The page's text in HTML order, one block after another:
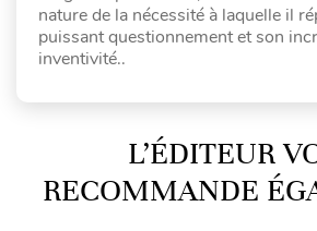
nature de la nécessité à laquelle il
puissant questionnement et son
inventivité..
L’ÉDITEUR
RECOMMANDE